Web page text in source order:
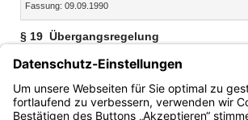
Fassung: 09.09.1990
§ 19 Übergangsregelung
Abweichend von § 2 kann bis 31.
Beamtenverhältnis auf Probe auch
die Ausbildung und Prüfung noch nach
geltenden Vorschriften abgelegt hat.